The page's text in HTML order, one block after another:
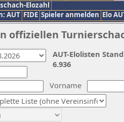
Elozahl
AUT FIDE Spieler anmelden Elo
offiziellen
Vorname
AUT-Elolisten
6.936